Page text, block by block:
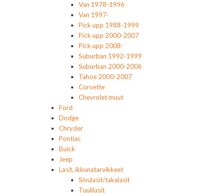
Van 1978-1996
Van 1997-
Pick upp 1988-1999
Pick upp 2000-2007
Pick upp 2008-
Suburban 1992-1999
Suburban 2000-2006
Tahoe 2000-2007
Corvette
Chevrolet muut
Ford
Dodge
Chrysler
Pontiac
Buick
Jeep
Lasit, ikkunatarvikkeet
Sivulasit/takalasit
Tuulilasit